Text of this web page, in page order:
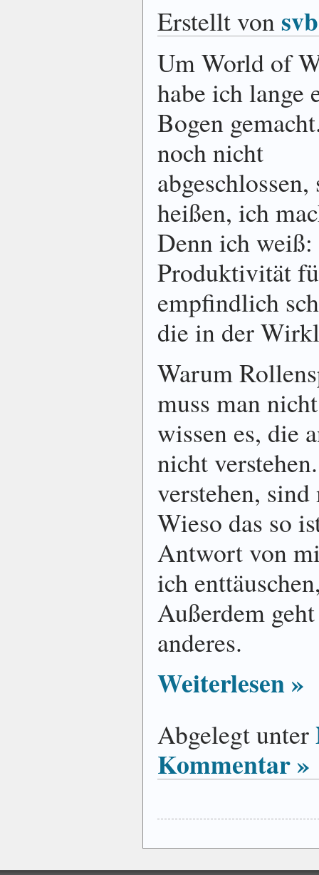
Erstellt vonsvb
Um World of
habe ich lange
Bogen
noch nicht
heißen, ich
Denn ich
Produktivität
empfindlich
die in der
Warum
muss man
wissen es, die
nicht
verstehen,
Wieso das so
Antwort von
ich
Außerdem
anderes.
Weiterlesen »
Abgelegt unter
Kommentar »